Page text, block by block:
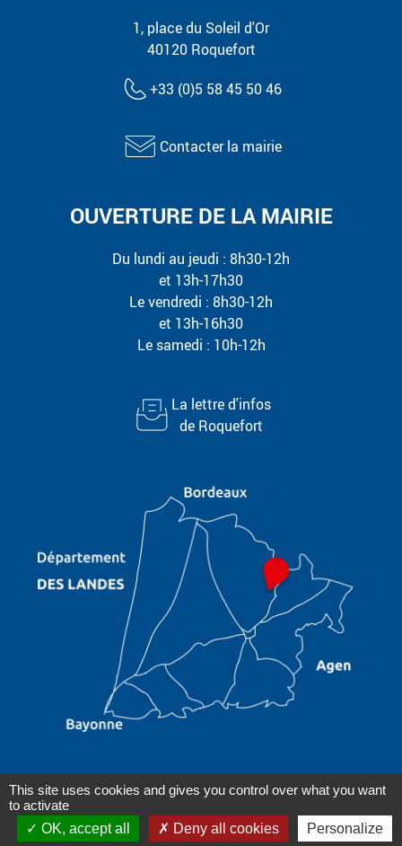
1, place du Soleil d'Or
40120 Roquefort
+33 (0)5 58 45 50 46
Contacter la mairie
OUVERTURE DE LA MAIRIE
Du lundi au jeudi : 8h30-12h
et 13h-17h30
Le vendredi : 8h30-12h
et 13h-16h30
Le samedi : 10h-12h
La lettre d'infos
de Roquefort
Plan du site
conforme|Gestion des cookies| Réalisé par WebPublic40
This site uses cookies and gives you control over what you want
to activate
OK, accept all
Deny all cookies Personalize